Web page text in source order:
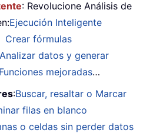
: Revolucione Análisis de
Ejecución Inteligente
Crear fórmulas
Analizar datos y generar
mejoradas…
:Buscar, resaltar o Marcar
filas en blanco
o celdas sin perder datos